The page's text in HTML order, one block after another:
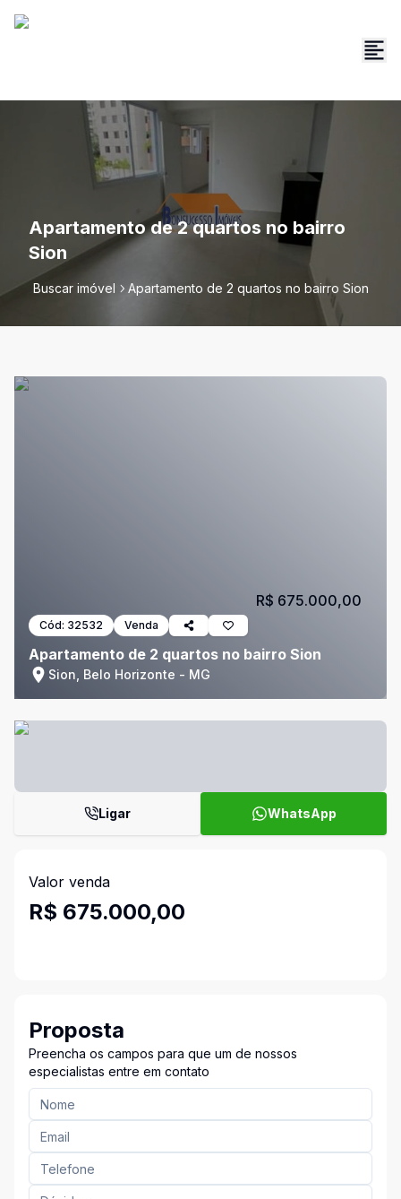
Apartamento de 2 quartos no bairro
Sion
Buscar imóvel Apartamento de 2 quartos no bairro Sion
Cód: 32532 Venda
Apartamento de 2 quartos no bairro Sion
Sion, Belo Horizonte - MG
R$ 675.000,00
Ligar WhatsApp
Valor venda
R$ 675.000,00
Proposta
Preencha os campos para que um de nossos
especialistas entre em contato